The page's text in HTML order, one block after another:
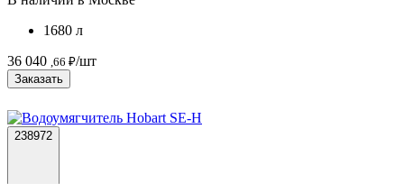
1680 л
36 040 ,66 ₽/шт
Заказать
238972